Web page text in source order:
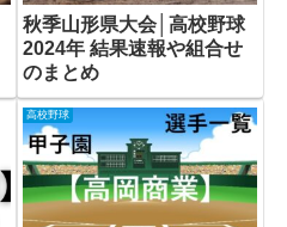
秋季山形県大会│高校野球
2024年 結果速報や組合せ
のまとめ
高校野球